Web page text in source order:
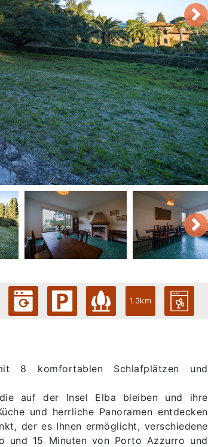
1.3km
8 komfortablen Schlafplätzen und
auf der Insel Elba bleiben und ihre
und herrliche Panoramen entdecken
der es Ihnen ermöglicht, verschiedene
und 15 Minuten von Porto Azzurro und